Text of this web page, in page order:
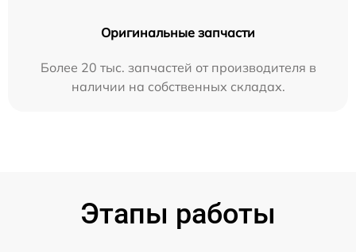
Оригинальные запчасти
Более 20 тыс. запчастей от производителя в
наличии на собственных складах.
Этапы работы